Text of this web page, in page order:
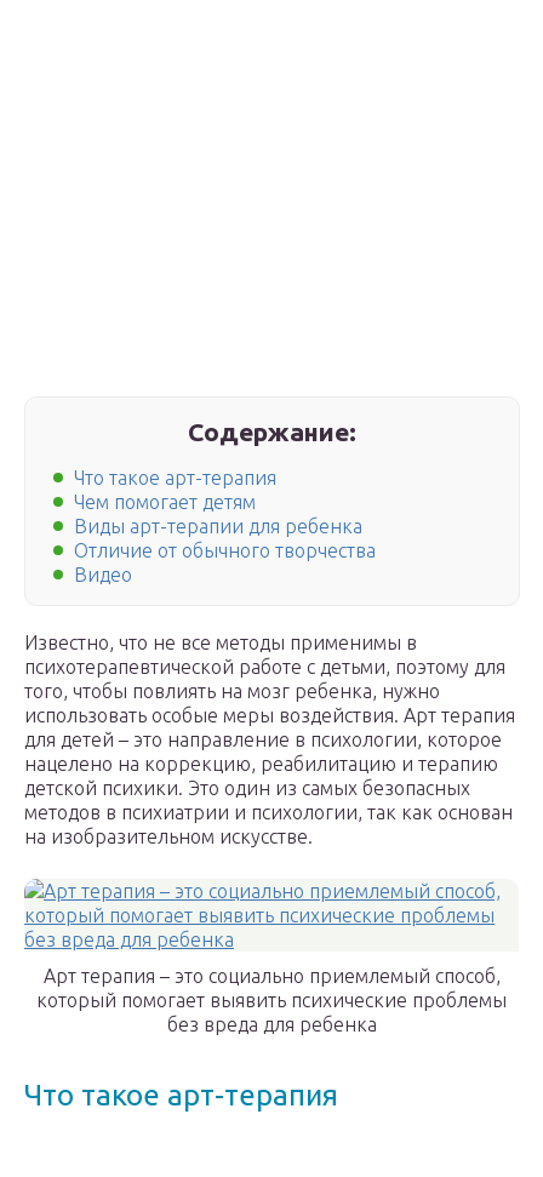
Содержание:
Что такое арт-терапия
Чем помогает детям
Виды арт-терапии для ребенка
Отличие от обычного творчества
Видео
Известно, что не все методы применимы в
психотерапевтической работе с детьми, поэтому для
того, чтобы повлиять на мозг ребенка, нужно
использовать особые меры воздействия. Арт терапия
для детей – это направление в психологии, которое
нацелено на коррекцию, реабилитацию и терапию
детской психики. Это один из самых безопасных
методов в психиатрии и психологии, так как основан
на изобразительном искусстве.
Арт терапия – это социально приемлемый способ,
который помогает выявить психические проблемы
без вреда для ребенка
Что такое арт-терапия